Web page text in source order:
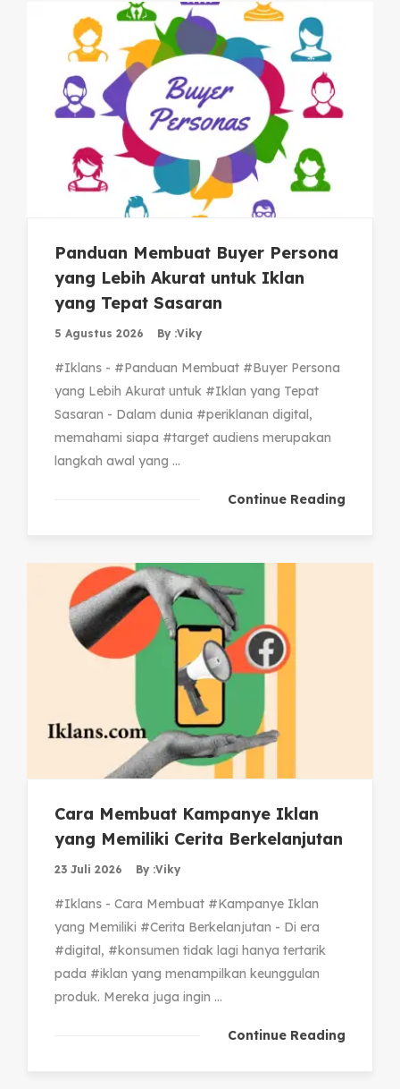
Panduan Membuat Buyer Persona
yang Lebih Akurat untuk Iklan
yang Tepat Sasaran
5 Agustus 2026 By :Viky
#Iklans - #Panduan Membuat #Buyer Persona
yang Lebih Akurat untuk #Iklan yang Tepat
Sasaran - Dalam dunia #periklanan digital,
memahami siapa #target audiens merupakan
langkah awal yang ...
Continue Reading
Cara Membuat Kampanye Iklan
yang Memiliki Cerita Berkelanjutan
23 Juli 2026 By :Viky
#Iklans - Cara Membuat #Kampanye Iklan
yang Memiliki #Cerita Berkelanjutan - Di era
#digital, #konsumen tidak lagi hanya tertarik
pada #iklan yang menampilkan keunggulan
produk. Mereka juga ingin ...
Continue Reading